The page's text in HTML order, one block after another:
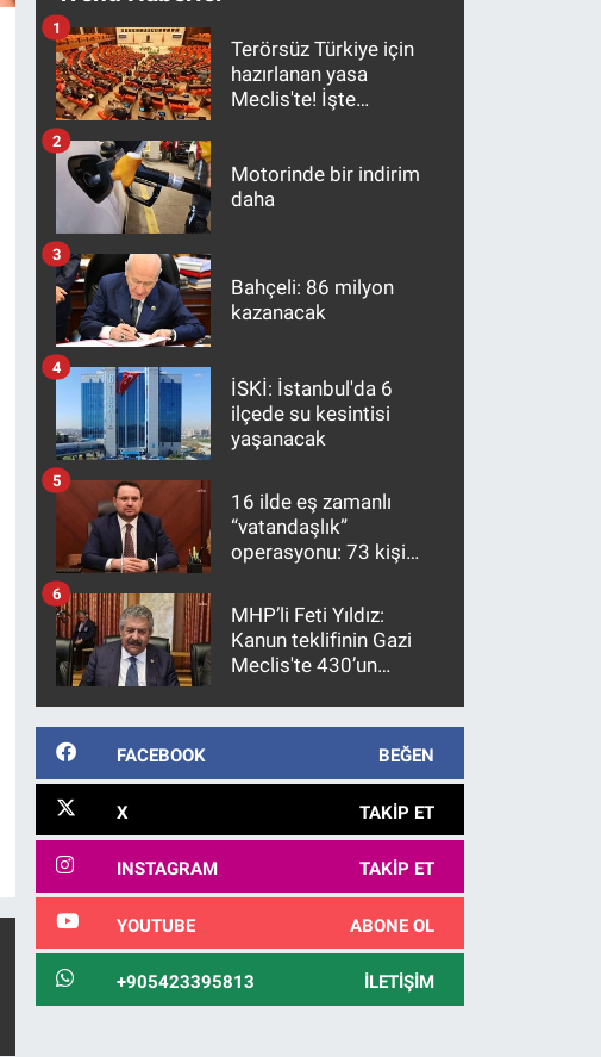
Terörsüz Türkiye için
hazırlanan yasa
Meclis'te! İşte
1
Motorinde bir indirim
daha
2
Bahçeli: 86 milyon
kazanacak
3
İSKİ: İstanbul'da 6
ilçede su kesintisi
yaşanacak
4
16 ilde eş zamanlı
“vatandaşlık”
operasyonu: 73 kişi
5
MHP’li Feti Yıldız:
Kanun teklifinin Gazi
Meclis'te 430’un
kanunlaşacağı
6
FACEBOOK BEĞEN
X TAKIP ET
INSTAGRAM TAKIP ET
YOUTUBE ABONE OL
+905423395813 İLETIŞIM